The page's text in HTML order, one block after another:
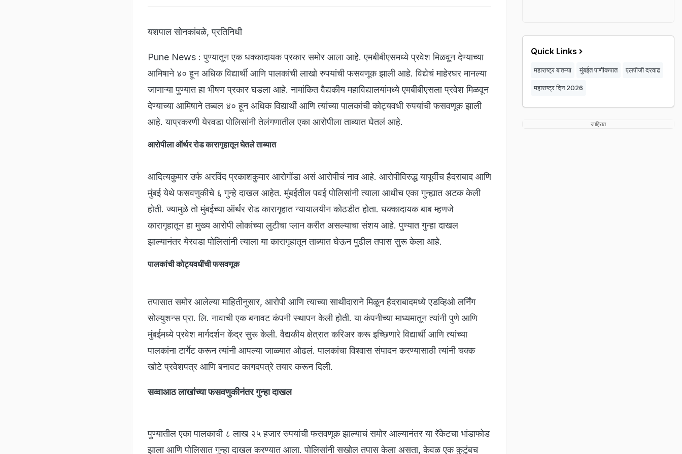
यशपाल सोनकांबळे, प्रतिनिधी
Pune News : पुण्यातून एक धक्कादायक प्रकार समोर आला आहे. एमबीबीएसमध्ये प्रवेश मिळवून देण्याच्या
आमिषाने ४० हून अधिक विद्यार्थी आणि पालकांची लाखो रुपयांची फसवणूक झाली आहे. विद्येचं माहेरघर मानल्या
जाणाऱ्या पुण्यात हा भीषण प्रकार घडला आहे. नामांकित वैद्यकीय महाविद्यालयांमध्ये एमबीबीएसला प्रवेश मिळवून
देण्याच्या आमिषाने तब्बल ४० हून अधिक विद्यार्थी आणि त्यांच्या पालकांची कोट्यवधी रुपयांची फसवणूक झाली
आहे. याप्रकरणी येरवडा पोलिसांनी तेलंगणातील एका आरोपीला ताब्यात घेतलं आहे.
आरोपीला ऑर्थर रोड कारागृहातून घेतले ताब्यात
आदित्यकुमार उर्फ अरविंद प्रकाशकुमार आरोगोंडा असं आरोपीचं नाव आहे. आरोपीविरुद्ध यापूर्वीच हैदराबाद आणि
मुंबई येथे फसवणुकीचे ६ गुन्हे दाखल आहेत. मुंबईतील पवई पोलिसांनी त्याला आधीच एका गुन्ह्यात अटक केली
होती. ज्यामुळे तो मुंबईच्या ऑर्थर रोड कारागृहात न्यायालयीन कोठडीत होता. धक्कादायक बाब म्हणजे
कारागृहातून हा मुख्य आरोपी लोकांच्या लुटीचा प्लान करीत असल्याचा संशय आहे. पुण्यात गुन्हा दाखल
झाल्यानंतर येरवडा पोलिसांनी त्याला या कारागृहातून ताब्यात घेऊन पुढील तपास सुरू केला आहे.
पालकांची कोट्यवधींची फसवणूक
तपासात समोर आलेल्या माहितीनुसार, आरोपी आणि त्याच्या साथीदाराने मिळून हैदराबादमध्ये एडव्हिओ लर्निंग
सोल्युशन्स प्रा. लि. नावाची एक बनावट कंपनी स्थापन केली होती. या कंपनीच्या माध्यमातून त्यांनी पुणे आणि
मुंबईमध्ये प्रवेश मार्गदर्शन केंद्र सुरू केली. वैद्यकीय क्षेत्रात करिअर करू इच्छिणारे विद्यार्थी आणि त्यांच्या
पालकांना टार्गेट करून त्यांनी आपल्या जाळ्यात ओढलं. पालकांचा विश्वास संपादन करण्यासाठी त्यांनी चक्क
खोटे प्रवेशपत्र आणि बनावट कागदपत्रे तयार करून दिली.
सव्वाआठ लाखांच्या फसवणुकीनंतर गुन्हा दाखल
पुण्यातील एका पालकाची ८ लाख २५ हजार रुपयांची फसवणूक झाल्याचं समोर आल्यानंतर या रॅकेटचा भांडाफोड
झाला आणि पोलिसात गुन्हा दाखल करण्यात आला. पोलिसांनी सखोल तपास केला असता, केवळ एक कुटुंबच
Quick Links
महाराष्ट्र बातम्या मुंबईत पाणीकपात एलपीजी दरवाढ
महाराष्ट्र दिन 2026
जाहिरात